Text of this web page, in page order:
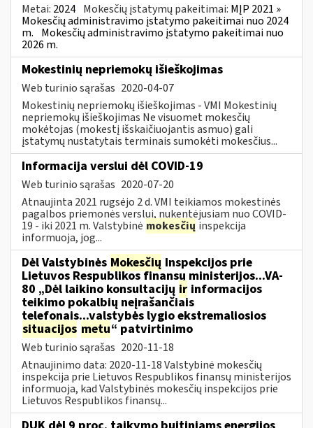
Metai: 2024 Mokesčių įstatymų pakeitimai: MĮP 2021 »
Mokesčių administravimo įstatymo pakeitimai nuo 2024
m. Mokesčių administravimo įstatymo pakeitimai nuo
2026 m.
Mokestinių nepriemokų išieškojimas
Web turinio sąrašas 2020-04-07
Mokestinių nepriemokų išieškojimas - VMI Mokestinių
nepriemokų išieškojimas Ne visuomet mokesčių
mokėtojas (mokestį išskaičiuojantis asmuo) gali
įstatymų nustatytais terminais sumokėti mokesčius...
Informacija verslui dėl COVID-19
Web turinio sąrašas 2020-07-20
Atnaujinta 2021 rugsėjo 2 d. VMI teikiamos mokestinės
pagalbos priemonės verslui, nukentėjusiam nuo COVID-
19 - iki 2021 m. Valstybinė mokesčių inspekcija
informuoja, jog...
Dėl Valstybinės Mokesčių Inspekcijos prie
Lietuvos Respublikos finansų ministerijos...VA-
80 „Dėl laikino konsultacijų ir informacijos
teikimo pokalbių neįrašančiais
telefonais...valstybės lygio ekstremaliosios
situacijos metu“ patvirtinimo
Web turinio sąrašas 2020-11-18
Atnaujinimo data: 2020-11-18 Valstybinė mokesčių
inspekcija prie Lietuvos Respublikos finansų ministerijos
informuoja, kad Valstybinės mokesčių inspekcijos prie
Lietuvos Respublikos finansų...